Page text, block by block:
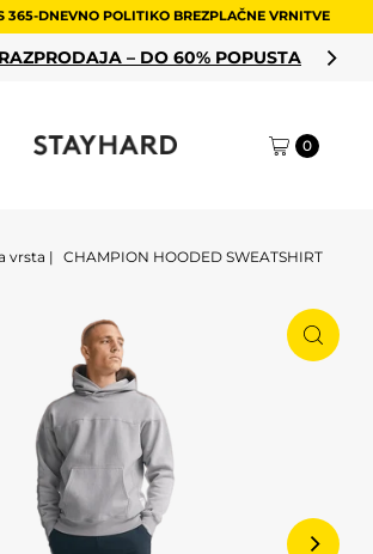
365-DNEVNO POLITIKO BREZPLAČNE VRNITVE
– DO 60% POPUSTA
0
vrsta | CHAMPION HOODED SWEATSHIRT